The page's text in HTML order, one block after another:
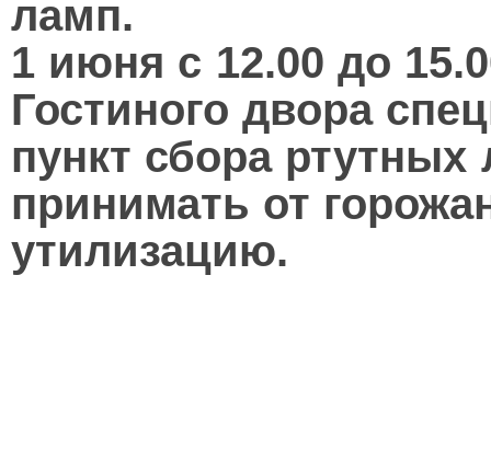
ламп.
1 июня с 12.00 до
Гостиного двора
пункт сбора
принимать от
утилизацию.